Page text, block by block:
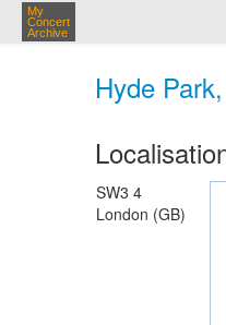
My
Concert
Archive
Hyde
SW3 4
London (GB)